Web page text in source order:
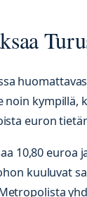
noin kympillä,
euron
10,80 euroa
kuuluvat